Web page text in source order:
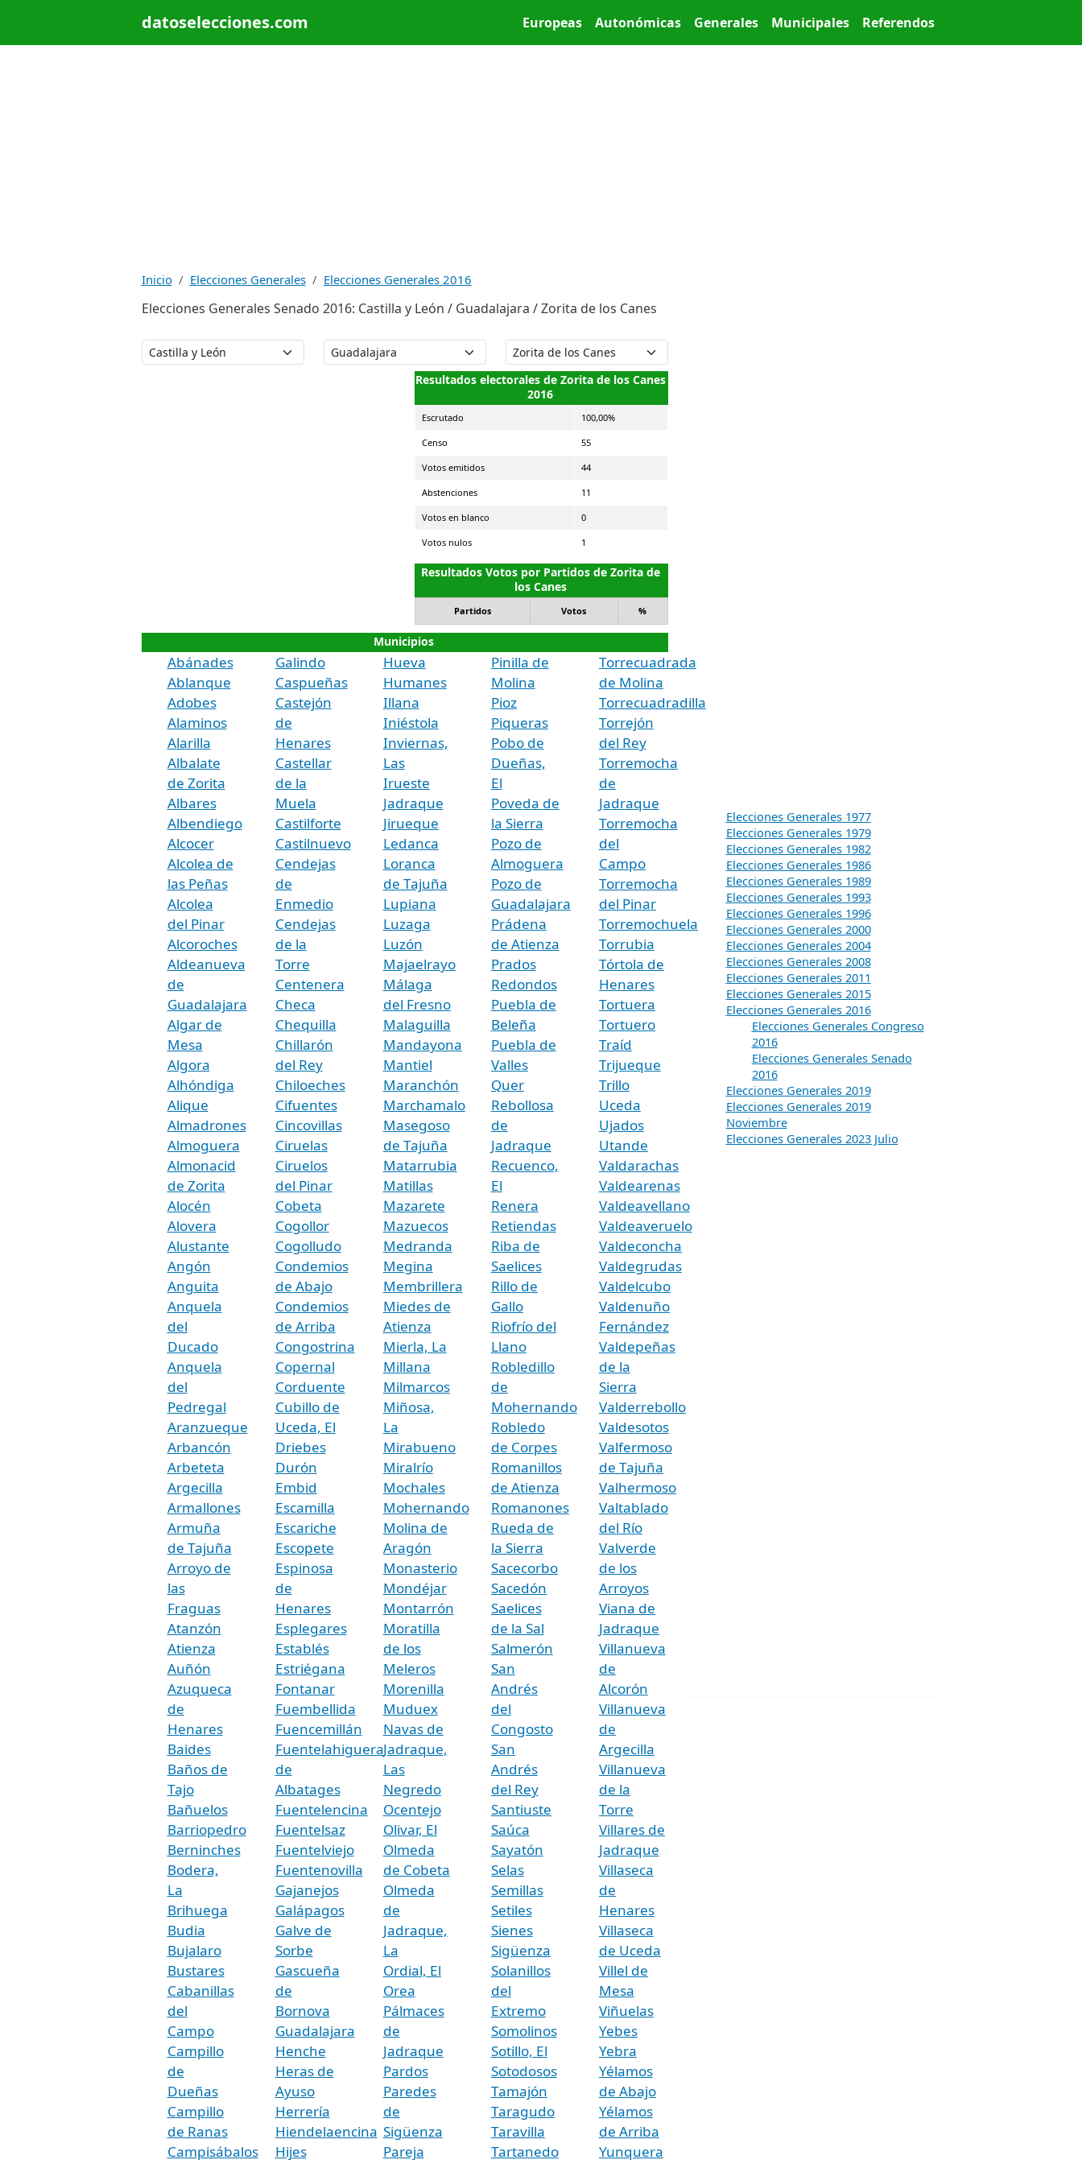
datoselecciones.com Main menu
Europeas Autonómicas Generales Municipales Referendos
Inicio Elecciones Generales Elecciones Generales 2016
Elecciones Generales Senado 2016: Castilla y León / Guadalajara / Zorita de los Canes
Resultados electorales de Zorita de los Canes
2016
Escrutado 100,00%
Censo 55
Votos emitidos 44
Abstenciones 11
Votos en blanco 0
Votos nulos 1
Resultados Votos por Partidos de Zorita de
los Canes
Partidos Votos %
Municipios
Abánades
Ablanque
Adobes
Alaminos
Alarilla
Albalate
de Zorita
Albares
Albendiego
Alcocer
Alcolea de
las Peñas
Alcolea
del Pinar
Alcoroches
Aldeanueva
de
Guadalajara
Algar de
Mesa
Algora
Alhóndiga
Alique
Almadrones
Almoguera
Almonacid
de Zorita
Alocén
Alovera
Alustante
Angón
Anguita
Anquela
del
Ducado
Anquela
del
Pedregal
Aranzueque
Arbancón
Arbeteta
Argecilla
Armallones
Armuña
de Tajuña
Arroyo de
las
Fraguas
Atanzón
Atienza
Auñón
Azuqueca
de
Henares
Baides
Baños de
Tajo
Bañuelos
Barriopedro
Berninches
Bodera,
La
Brihuega
Budia
Bujalaro
Bustares
Cabanillas
del
Campo
Campillo
de
Dueñas
Campillo
de Ranas
Campisábalos
Galindo
Caspueñas
Castejón
de
Henares
Castellar
de la
Muela
Castilforte
Castilnuevo
Cendejas
de
Enmedio
Cendejas
de la
Torre
Centenera
Checa
Chequilla
Chillarón
del Rey
Chiloeches
Cifuentes
Cincovillas
Ciruelas
Ciruelos
del Pinar
Cobeta
Cogollor
Cogolludo
Condemios
de Abajo
Condemios
de Arriba
Congostrina
Copernal
Corduente
Cubillo de
Uceda, El
Driebes
Durón
Embid
Escamilla
Escariche
Escopete
Espinosa
de
Henares
Esplegares
Establés
Estriégana
Fontanar
Fuembellida
Fuencemillán
Fuentelahiguera
de
Albatages
Fuentelencina
Fuentelsaz
Fuentelviejo
Fuentenovilla
Gajanejos
Galápagos
Galve de
Sorbe
Gascueña
de
Bornova
Guadalajara
Henche
Heras de
Ayuso
Herrería
Hiendelaencina
Hijes
Hueva
Humanes
Illana
Iniéstola
Inviernas,
Las
Irueste
Jadraque
Jirueque
Ledanca
Loranca
de Tajuña
Lupiana
Luzaga
Luzón
Majaelrayo
Málaga
del Fresno
Malaguilla
Mandayona
Mantiel
Maranchón
Marchamalo
Masegoso
de Tajuña
Matarrubia
Matillas
Mazarete
Mazuecos
Medranda
Megina
Membrillera
Miedes de
Atienza
Mierla, La
Millana
Milmarcos
Miñosa,
La
Mirabueno
Miralrío
Mochales
Mohernando
Molina de
Aragón
Monasterio
Mondéjar
Montarrón
Moratilla
de los
Meleros
Morenilla
Muduex
Navas de
Jadraque,
Las
Negredo
Ocentejo
Olivar, El
Olmeda
de Cobeta
Olmeda
de
Jadraque,
La
Ordial, El
Orea
Pálmaces
de
Jadraque
Pardos
Paredes
de
Sigüenza
Pareja
Pinilla de
Molina
Pioz
Piqueras
Pobo de
Dueñas,
El
Poveda de
la Sierra
Pozo de
Almoguera
Pozo de
Guadalajara
Prádena
de Atienza
Prados
Redondos
Puebla de
Beleña
Puebla de
Valles
Quer
Rebollosa
de
Jadraque
Recuenco,
El
Renera
Retiendas
Riba de
Saelices
Rillo de
Gallo
Riofrío del
Llano
Robledillo
de
Mohernando
Robledo
de Corpes
Romanillos
de Atienza
Romanones
Rueda de
la Sierra
Sacecorbo
Sacedón
Saelices
de la Sal
Salmerón
San
Andrés
del
Congosto
San
Andrés
del Rey
Santiuste
Saúca
Sayatón
Selas
Semillas
Setiles
Sienes
Sigüenza
Solanillos
del
Extremo
Somolinos
Sotillo, El
Sotodosos
Tamajón
Taragudo
Taravilla
Tartanedo
Torrecuadrada
de Molina
Torrecuadradilla
Torrejón
del Rey
Torremocha
de
Jadraque
Torremocha
del
Campo
Torremocha
del Pinar
Torremochuela
Torrubia
Tórtola de
Henares
Tortuera
Tortuero
Traíd
Trijueque
Trillo
Uceda
Ujados
Utande
Valdarachas
Valdearenas
Valdeavellano
Valdeaveruelo
Valdeconcha
Valdegrudas
Valdelcubo
Valdenuño
Fernández
Valdepeñas
de la
Sierra
Valderrebollo
Valdesotos
Valfermoso
de Tajuña
Valhermoso
Valtablado
del Río
Valverde
de los
Arroyos
Viana de
Jadraque
Villanueva
de
Alcorón
Villanueva
de
Argecilla
Villanueva
de la
Torre
Villares de
Jadraque
Villaseca
de
Henares
Villaseca
de Uceda
Villel de
Mesa
Viñuelas
Yebes
Yebra
Yélamos
de Abajo
Yélamos
de Arriba
Yunquera
Elecciones Generales 1977
Elecciones Generales 1979
Elecciones Generales 1982
Elecciones Generales 1986
Elecciones Generales 1989
Elecciones Generales 1993
Elecciones Generales 1996
Elecciones Generales 2000
Elecciones Generales 2004
Elecciones Generales 2008
Elecciones Generales 2011
Elecciones Generales 2015
Elecciones Generales 2016
Elecciones Generales Congreso
2016
Elecciones Generales Senado
2016
Elecciones Generales 2019
Elecciones Generales 2019
Noviembre
Elecciones Generales 2023 Julio